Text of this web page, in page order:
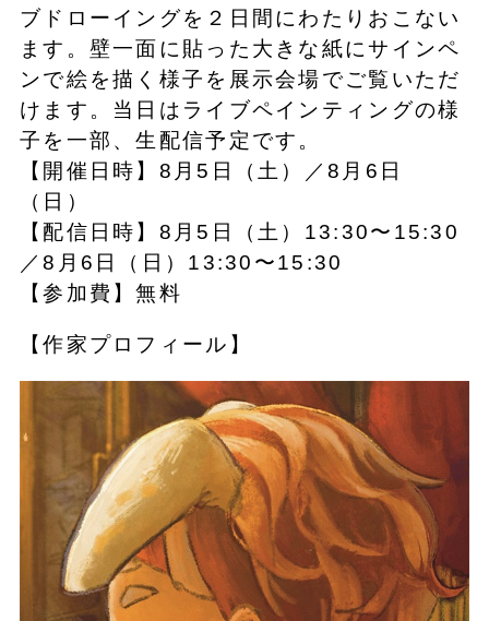
ブドローイングを２日間にわたりおこない
ます。壁一面に貼った大きな紙にサインペ
ンで絵を描く様子を展示会場でご覧いただ
けます。当日はライブペインティングの様
子を一部、生配信予定です。
【開催日時】8月5日（土）／8月6日
（日）
【配信日時】8月5日（土）13:30〜15:30
／8月6日（日）13:30〜15:30
【参加費】無料
【作家プロフィール】